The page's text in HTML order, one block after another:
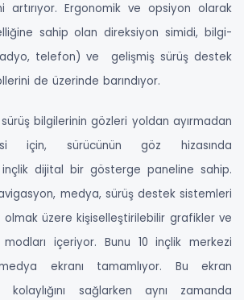
artırıyor. Ergonomik ve opsiyon olarak
sahip olan direksiyon simidi, bilgi-
telefon) ve gelişmiş sürüş destek
de üzerinde barındıyor.
sürüş bilgilerinin gözleri yoldan ayırmadan
için, sürücünün göz hizasında
inçlik dijital bir gösterge paneline sahip.
medya, sürüş destek sistemleri
olmak üzere kişiselleştirilebilir grafikler ve
içeriyor. Bunu 10 inçlik merkezi
ekranı tamamlıyor. Bu ekran
kolaylığını sağlarken aynı zamanda